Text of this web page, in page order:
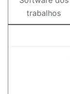
trabalhos